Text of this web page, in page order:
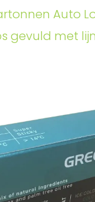
Auto
gevuld met